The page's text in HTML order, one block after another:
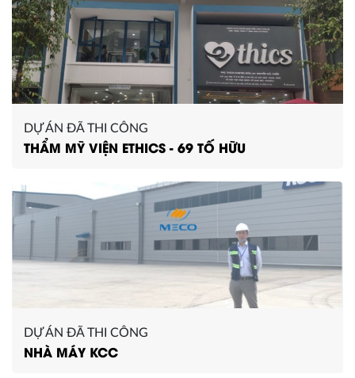
DỰ ÁN ĐÃ THI CÔNG
THẨM MỸ VIỆN ETHICS - 69 TỐ HỮU
DỰ ÁN ĐÃ THI CÔNG
NHÀ MÁY KCC